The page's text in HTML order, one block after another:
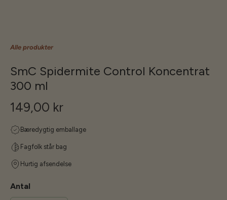
Alle produkter
SmC Spidermite Control Koncentrat
300 ml
149,00 kr
Bæredygtig emballage
Fagfolk står bag
Hurtig afsendelse
Antal